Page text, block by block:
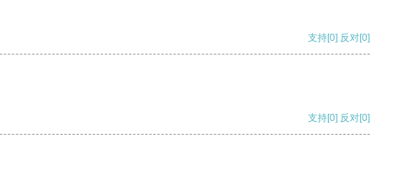
支持[0] 反对[0]
支持[0] 反对[0]